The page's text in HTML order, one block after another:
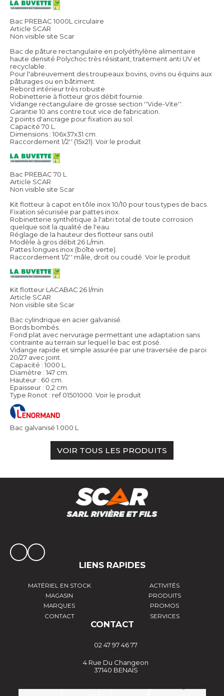
Bac PREBAC 1000L circulaire
Article SCAR
Non visible site Scar
Bac de pâture rectangulaire en polyéthylène alimentaire
haute densité Polychoc très résistant, traitement anti UV et
recyclable.
Pour l'abreuvement des troupeaux bovins, ovins ou équins aux
pâturages ou en bâtiment.
Rebord intérieur très robuste.
Robinetterie à flotteur gros débit fournie.
Vidange rectangulaire de grosse section ''Vide-Vite''.
Garantie 10 ans contre tout vice de fabrication.
2 points d'ancrage pour fixation au sol.
Capacité 70 L.
Dimensions : 106x37x31 cm.
Raccordement 1/2'' (15x21). Voir le produit
Bac PREBAC 70 L
Article SCAR
Non visible site Scar
Kit flotteur à capot en tôle inox 10/10 pour tous types de bacs.
Fixation sécurisée par pattes inox.
Robinetterie synthétique à l'abri total de toute corrosion
quelque soit la qualité de l'eau.
Réglage de la hauteur des flotteur sans outil.
Modèle à gros débit 26 L/min.
Pattes longues inox (boîte verte).
Raccordement 1/2'' mâle, droit ou coudé. Voir le produit
Kit flotteur LACABAC 26 l/min
Article SCAR
Non visible site Scar
Bac cylindrique en acier galvanisé.
Bords bombés.
Fond plat avec nervurage permettant une adaptation sans
contrainte au terrain sur lequel le bac est posé.
Vidange rapide et simple assurée par une traversée de paroi
20/27 avec joint.
Capacité : 1000 L.
Diamètre : 147 cm.
Hauteur : 60 cm.
Epaisseur : 0,2 cm.
Type Ronot : ref 01501000. Voir le produit
Bac galvanisé 1 000 L
VOIR TOUS LES PRODUITS
LIENS RAPIDES
MATÉRIEL EN STOCK
ACTIVITÉS
MAGASIN
PRODUITS
MARQUES
PROMOS
CONTACT
SERVICES
CONTACT
02 47 97 46 77
4 Rue Du Changeon
37140 BENAIS